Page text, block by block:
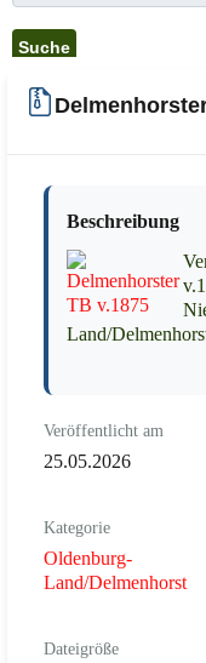
Beschreibung
Land/
Veröffentlicht am
25.05.2026
Kategorie
Oldenburg-
Land/Delmenhorst
Dateigröße